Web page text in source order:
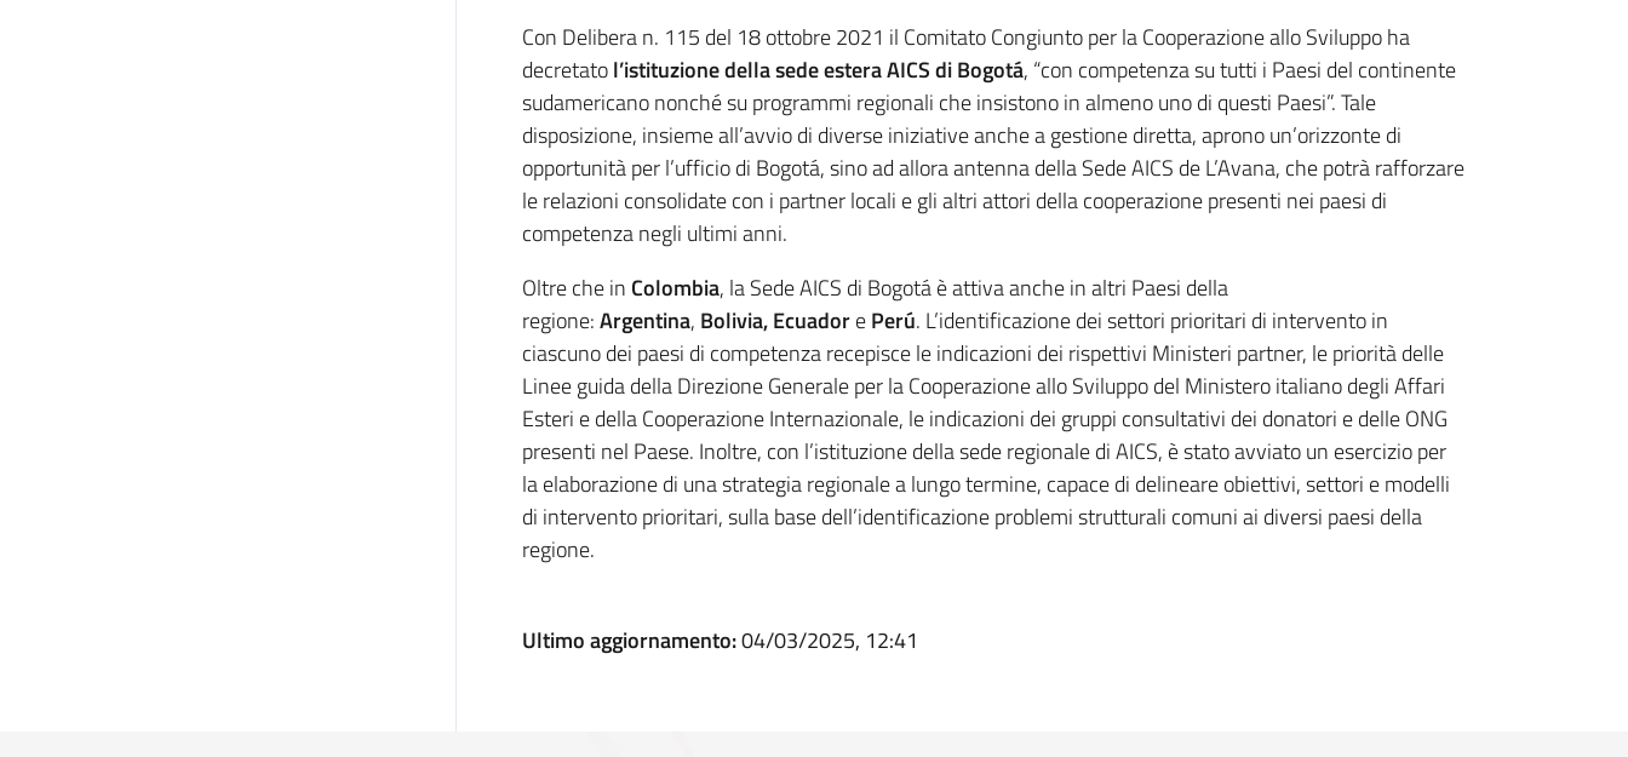
Con Delibera n. 115 del 18 ottobre 2021 il Comitato Congiunto per la Cooperazione allo Sviluppo ha
decretatol’istituzione della sede estera AICS di Bogotá, “con competenza su tutti i Paesi del continente
sudamericano nonché su programmi regionali che insistono in almeno uno di questi Paesi”. Tale
disposizione, insieme all’avvio di diverse iniziative anche a gestione diretta, aprono un’orizzonte di
opportunità per l’ufficio di Bogotá, sino ad allora antenna della Sede AICS de L’Avana, che potrà rafforzare
le relazioni consolidate con i partner locali e gli altri attori della cooperazione presenti nei paesi di
competenza negli ultimi anni.
Oltre che in Colombia, la Sede AICS di Bogotá è attiva anche in altri Paesi della
regione:Argentina, Bolivia, EcuadorePerú. L’identificazione dei settori prioritari di intervento in
ciascuno dei paesi di competenza recepisce le indicazioni dei rispettivi Ministeri partner, le priorità delle
Linee guida della Direzione Generale per la Cooperazione allo Sviluppo del Ministero italiano degli Affari
Esteri e della Cooperazione Internazionale, le indicazioni dei gruppi consultativi dei donatori e delle ONG
presenti nel Paese. Inoltre, con l’istituzione della sede regionale di AICS, è stato avviato un esercizio per
la elaborazione di una strategia regionale a lungo termine, capace di delineare obiettivi, settori e modelli
di intervento prioritari, sulla base dell’identificazione problemi strutturali comuni ai diversi paesi della
regione.
Ultimo aggiornamento:04/03/2025, 12:41